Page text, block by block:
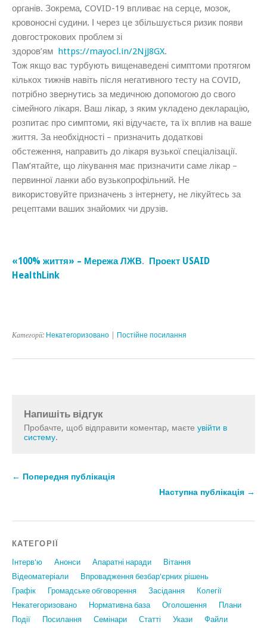
органів. Зокрема, COVID-19 впливає на серце, мозок,
кровоносні судини. І через це збільшується ризик появи
довгострокових проблем зі
здоров’ям https://mayocl.in/2NjJ8GX.
Тож якщо вас турбують вищенаведені симптоми протягом
кількох тижнів навіть після негативного тесту на COVID,
потрібно звернутись за медичною допомогою до свого
сімейного лікаря. Ваш лікар, з яким укладено декларацію,
розпитає про симптоми, які відучаєте, та їх вплив на ваше
життя. За необхідності – призначить додаткові
обстеження, направить до лікаря вузької спеціалізації.
Пам’ятайте, що лікування має призначити саме лікар –
первинної ланки або вузькопрофільний. Не
використовуйте призначень з інтернету, не лікуйтесь за
рецептами ваших знайомих чи друзів.
«100% життя» – Мережа ЛЖВ. Проект USAID
HealthLink
Категорії: Некатегоризовано Постійне посилання
Напишіть відгук
Пробачте, щоб відправити коментар, маєте увійти в
систему.
← Попередня публікація
Наступна публікація →
КАТЕГОРІЇ
Інтерв'ю Анонси Апаратні наради
Вiтання
Відеоматеріали
Впровадження безбар'єрних рішень
Графiк
Громадське обговорення Засідання
Колегії
Некатегоризовано
Нормативна база Оголошення
Плани
Події
Посилання Семінари Статтi Укази Файли